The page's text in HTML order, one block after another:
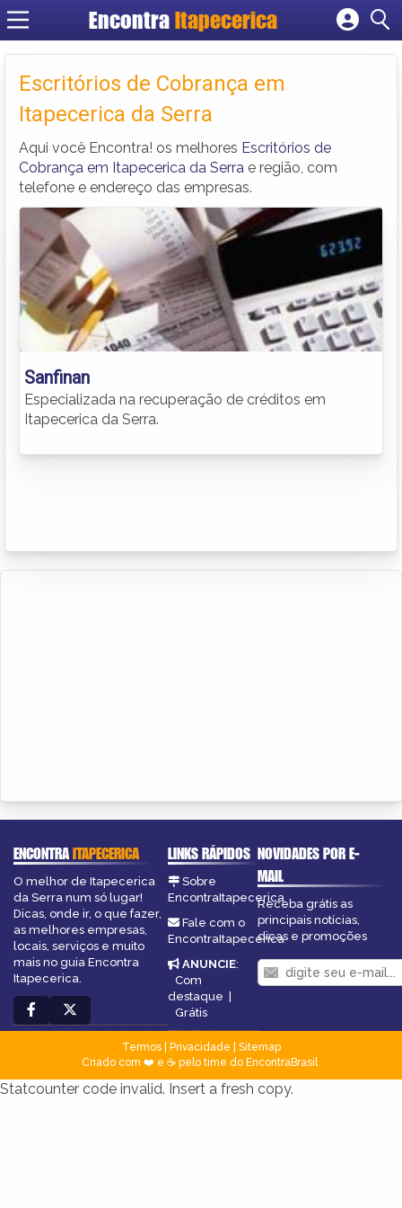
Encontra Itapecerica
Cadastrar empresa
Criar conta
Escritórios de Cobrança em
Itapecerica da Serra
Aqui você Encontra! os melhores Escritórios de
Cobrança em Itapecerica da Serra e região, com
telefone e endereço das empresas.
Sanfinan
Especializada na recuperação de créditos em
Itapecerica da Serra.
ENCONTRAITAPECERICA
O melhor de Itapecerica
da Serra num só lugar!
Dicas, onde ir, o que fazer,
as melhores empresas,
locais, serviços e muito
mais no guia Encontra
Itapecerica.
LINKS RÁPIDOS
Sobre
EncontraItapecerica
Fale com o
EncontraItapecerica
ANUNCIE:
Com
destaque |
Grátis
NOVIDADES POR E-
MAIL
Receba grátis as
principais notícias,
dicas e promoções
Termos| Privacidade
Sitemap
Criado com ❤️ e ☕ pelo time do EncontraBrasil
Statcounter code invalid. Insert a fresh copy.